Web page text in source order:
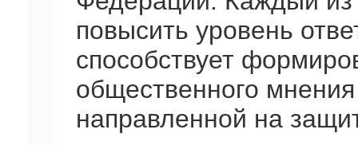
повысить уровень
способствует
общественного
направленной на